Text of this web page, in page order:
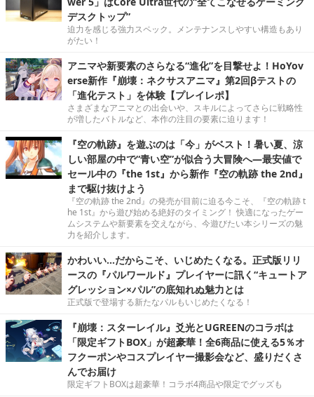
デスクトップ”
迫力を感じる強力スペック。メンテナンスしやすい構造もあり
がたい！
アニマや新要素のさらなる“進化”を目撃せよ！HoYov
erse新作『崩壊：ネクサスアニマ』第2回βテストの
「進化テスト」を体験【プレイレポ】
さまざまなアニマとの出会いや、スキルによってさらに戦略性
が増したバトルなど、本作の注目の要素に迫ります！
『空の軌跡』を遊ぶのは「今」がベスト！暑い夏、涼
しい部屋の中で“青い空”が似合う大冒険へ―最安値で
セール中の『the 1st』から新作『空の軌跡 the 2nd』
まで駆け抜けよう
『空の軌跡 the 2nd』の発売が目前に迫る今こそ、『空の軌跡 t
he 1st』から遊び始める絶好のタイミング！ 快適になったゲー
ムシステムや新要素を交えながら、今遊びたい本シリーズの魅
力を紹介します。
かわいい…だからこそ、いじめたくなる。正式版リリ
ースの『パルワールド』プレイヤーに訊く“キュートア
グレッション×パル”の底知れぬ魅力とは
正式版で登場する新たなパルもいじめたくなる！
『崩壊：スターレイル』爻光とUGREENのコラボは
「限定ギフトBOX」が超豪華！全6商品に使える5％オ
フクーポンやコスプレイヤー撮影会など、盛りだくさ
んでお届け
限定ギフトBOXは超豪華！コラボ4商品や限定でグッズも